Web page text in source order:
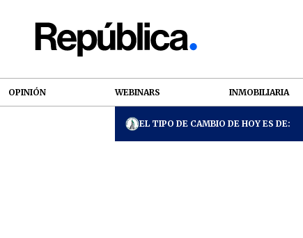
OPINIÓN WEBINARS INMOBILIARIA
EL TIPO DE CAMBIO DE HOY ES DE: